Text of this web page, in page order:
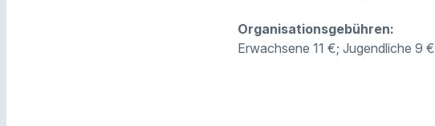
Organisationsgebühren:
Erwachsene 11 €; Jugendliche 9 €